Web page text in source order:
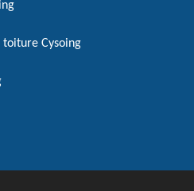
toiture Cysoing